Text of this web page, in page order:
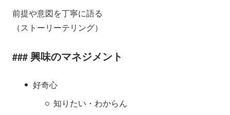
前提や意図を丁寧に語る
（ストーリーテリング）
興味のマネジメント
好奇心
知りたい・わからん